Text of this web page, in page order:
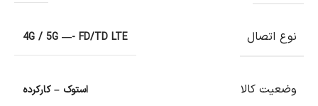
نوع اتصال 4G / 5G —- FD/TD LTE
وضعیت کالا استوک – کارکرده